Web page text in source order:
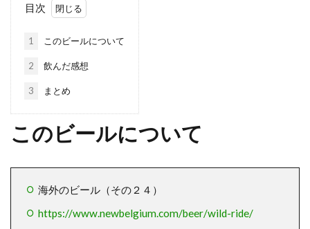
目次
1 このビールについて
2 飲んだ感想
3 まとめ
このビールについて
海外のビール（その２４）
https://www.newbelgium.com/beer/wild-ride/